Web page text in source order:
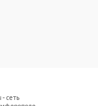
сеть